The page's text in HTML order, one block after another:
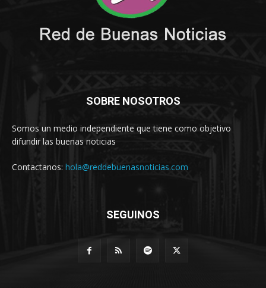
SOBRE NOSOTROS
Somos un medio independiente que tiene como objetivo
difundir las buenas noticias
Contactanos: hola@reddebuenasnoticias.com
SEGUINOS